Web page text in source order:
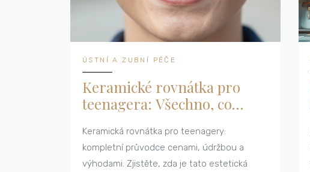
ÚSTNÍ A ZUBNÍ PÉČE
Keramické rovnátka pro
teenagera: Všechno, co
ortodontisty
Keramická rovnátka pro teenagery:
kompletní průvodce cenami, údržbou a
výhodami. Zjistěte, zda je tato estetická